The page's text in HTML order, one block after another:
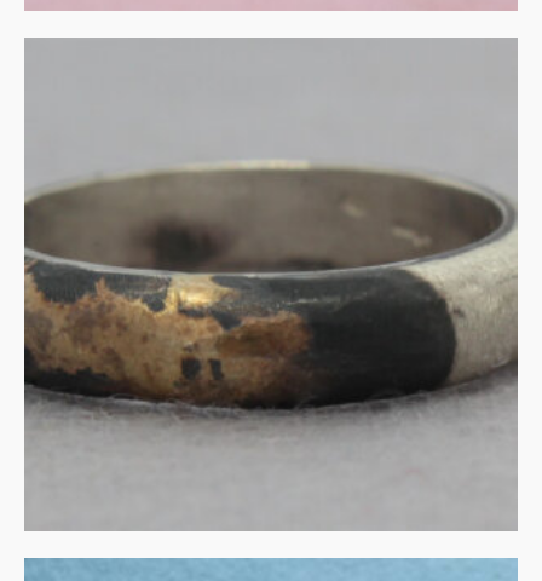
Zilveren ring met gouden
accent
€140.00
IN WINKELMAND